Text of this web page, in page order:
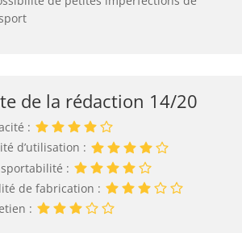
de la rédaction 14/20
:
d’utilisation :
:
de fabrication :
: